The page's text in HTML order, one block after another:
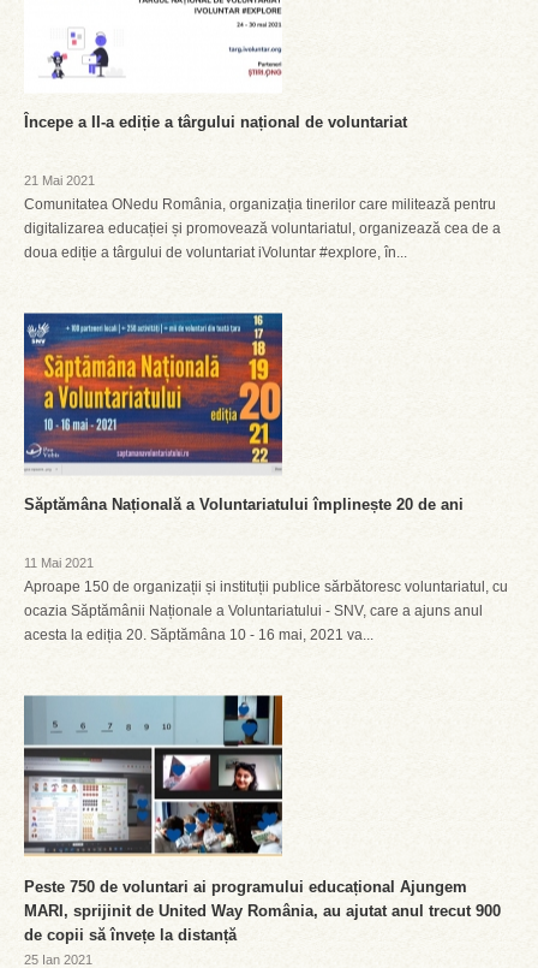
Începe a II-a ediție a târgului național de voluntariat
21 Mai 2021
Comunitatea ONedu România, organizația tinerilor care militează pentru
digitalizarea educației și promovează voluntariatul, organizează cea de a
doua ediție a târgului de voluntariat iVoluntar #explore, în...
Săptămâna Națională a Voluntariatului împlinește 20 de ani
11 Mai 2021
Aproape 150 de organizații și instituții publice sărbătoresc voluntariatul, cu
ocazia Săptămânii Naționale a Voluntariatului - SNV, care a ajuns anul
acesta la ediția 20. Săptămâna 10 - 16 mai, 2021 va...
Peste 750 de voluntari ai programului educațional Ajungem
MARI, sprijinit de United Way România, au ajutat anul trecut 900
de copii să învețe la distanță
25 Ian 2021